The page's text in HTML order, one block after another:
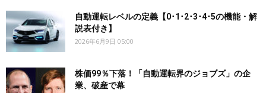
自動運転レベルの定義【0･1･2･3･4･5の機能・解
説表付き】
2026年6月9日 05:00
株価99％下落！「自動運転界のジョブズ」の企
業、破産で幕